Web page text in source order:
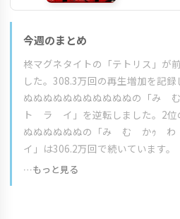
今週のまとめ
柊マグネタイトの「テトリス」が
した。308.3万回の再生増加を記
ぬぬぬぬぬぬぬぬぬぬぬの
ト ラ イ」を逆転しました。2位
ぬぬぬぬぬぬの「み む か
イ」は306.2万回で続いています。
…もっと見る